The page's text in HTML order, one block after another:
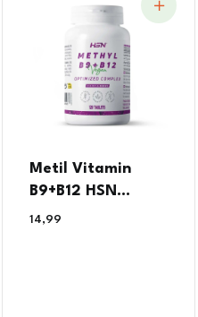
Metil Vitamin
B9+B12 HSN...
14,99